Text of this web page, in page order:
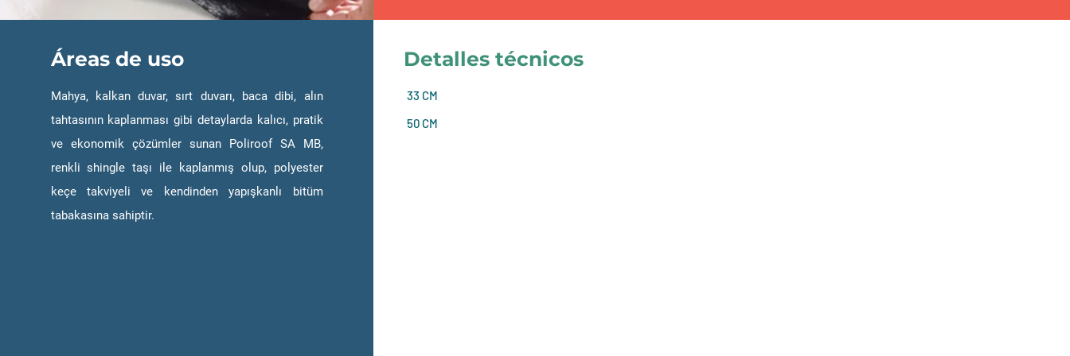
Áreas de uso
Mahya, kalkan duvar, sırt duvarı, baca dibi, alın
tahtasının kaplanması gibi detaylarda kalıcı, pratik
ve ekonomik çözümler sunan Poliroof SA MB,
renkli shingle taşı ile kaplanmış olup, polyester
keçe takviyeli ve kendinden yapışkanlı bitüm
tabakasına sahiptir.
Detalles técnicos
33 CM
50 CM